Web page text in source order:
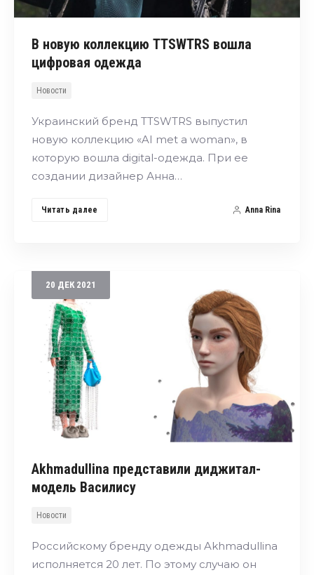
В новую коллекцию TTSWTRS вошла
цифровая одежда
Новости
Украинский бренд TTSWTRS выпустил
новую коллекцию «AI met a woman», в
которую вошла digital-одежда. При ее
создании дизайнер Анна…
Читать далее Anna Rina
20 ДЕК 2021
Akhmadullina представили диджитал-
модель Василису
Новости
Российскому бренду одежды Akhmadullina
исполняется 20 лет. По этому случаю он